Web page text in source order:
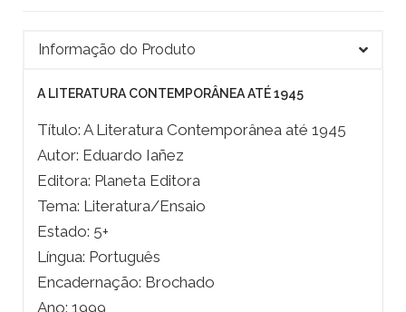
Informação do Produto
A LITERATURA CONTEMPORÂNEA ATÉ 1945
Título: A Literatura Contemporânea até 1945
Autor: Eduardo Iañez
Editora: Planeta Editora
Tema: Literatura/Ensaio
Estado: 5+
Língua: Português
Encadernação: Brochado
Ano: 1999